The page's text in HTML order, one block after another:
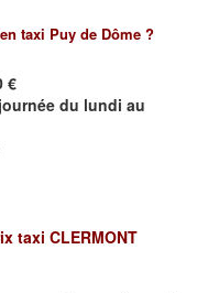
taxi Puy de Dôme ?
€
du lundi au
taxi CLERMONT